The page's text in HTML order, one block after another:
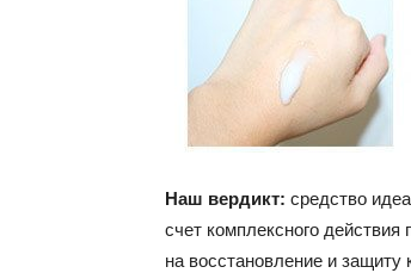
Наш вердикт: средство
счет комплексного
на восстановление и